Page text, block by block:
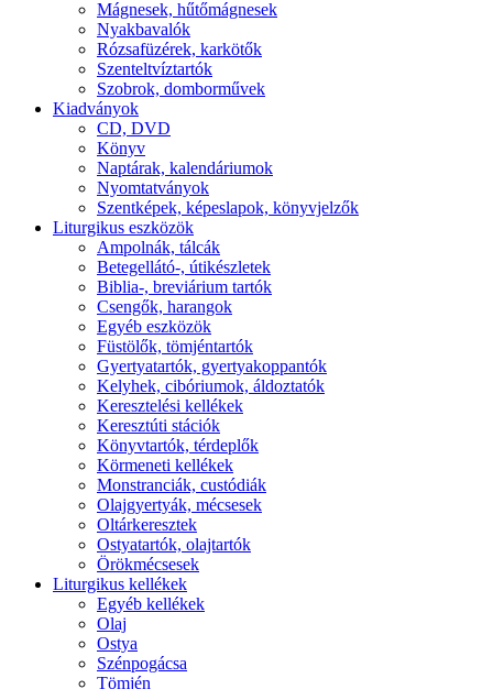
Mágnesek, hűtőmágnesek
Nyakbavalók
Rózsafüzérek, karkötők
Szenteltvíztartók
Szobrok, domborművek
Kiadványok
CD, DVD
Könyv
Naptárak, kalendáriumok
Nyomtatványok
Szentképek, képeslapok, könyvjelzők
Liturgikus eszközök
Ampolnák, tálcák
Betegellátó-, útikészletek
Biblia-, breviárium tartók
Csengők, harangok
Egyéb eszközök
Füstölők, tömjéntartók
Gyertyatartók, gyertyakoppantók
Kelyhek, cibóriumok, áldoztatók
Keresztelési kellékek
Keresztúti stációk
Könyvtartók, térdeplők
Körmeneti kellékek
Monstranciák, custódiák
Olajgyertyák, mécsesek
Oltárkeresztek
Ostyatartók, olajtartók
Örökmécsesek
Liturgikus kellékek
Egyéb kellékek
Olaj
Ostya
Szénpogácsa
Tömjén